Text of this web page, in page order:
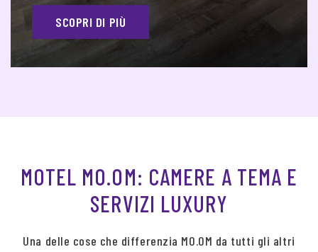
SCOPRI DI PIÙ
MOTEL MO.OM: CAMERE A TEMA E
SERVIZI LUXURY
Una delle cose che differenzia MO.OM da tutti gli altri